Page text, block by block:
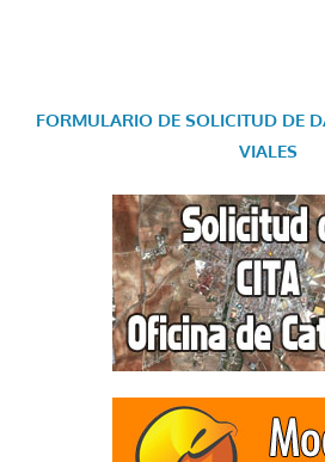
FORMULARIO DE SOLICITUD DE
VIALES